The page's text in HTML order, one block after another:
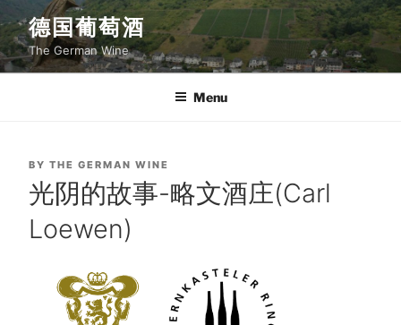
to
content
德国葡萄酒
The German Wine
Menu
POSTED
ON
BY THE GERMAN WINE
光阴的故事-略文酒庄(Carl
Loewen)